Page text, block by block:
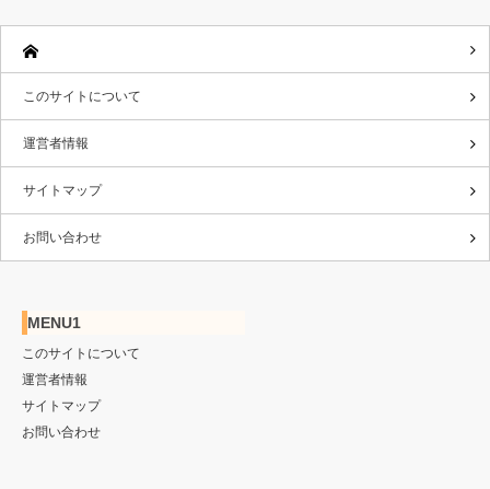
このサイトについて
運営者情報
サイトマップ
お問い合わせ
MENU1
このサイトについて
運営者情報
サイトマップ
お問い合わせ